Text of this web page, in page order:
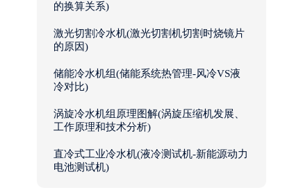
的换算关系)
激光切割冷水机(激光切割机切割时烧镜片
的原因)
储能冷水机组(储能系统热管理-风冷VS液
冷对比)
涡旋冷水机组原理图解(涡旋压缩机发展、
工作原理和技术分析)
直冷式工业冷水机(液冷测试机-新能源动力
电池测试机)